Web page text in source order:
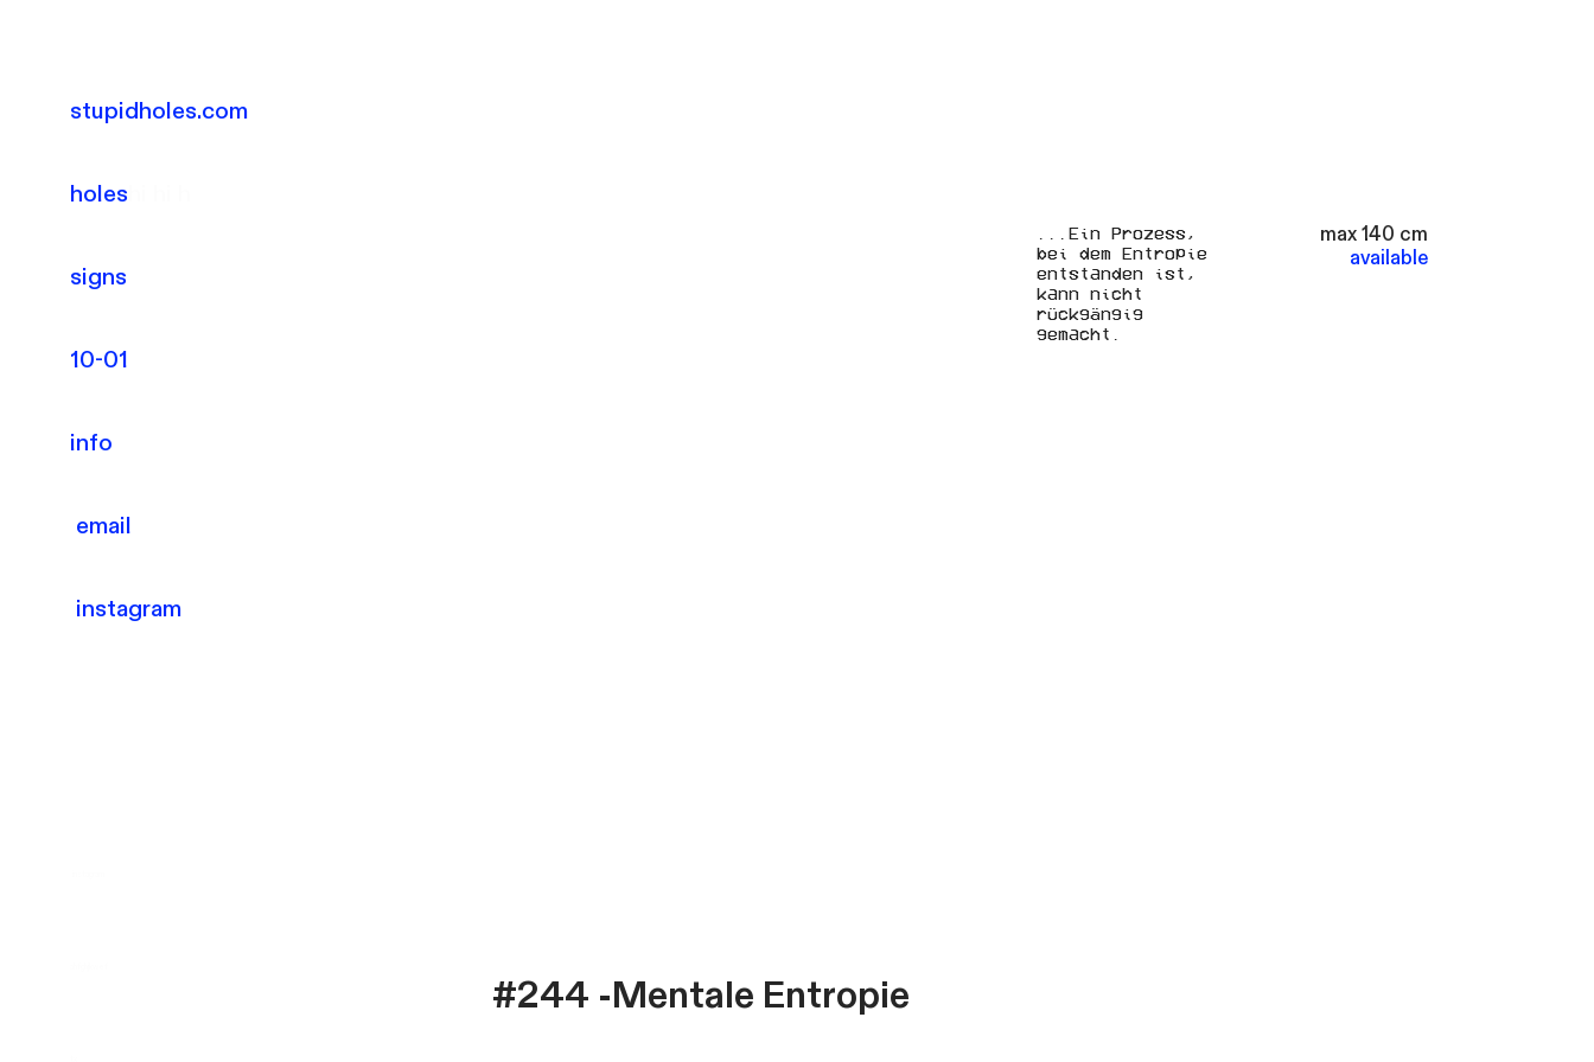
stupidholes.com
holes
signs
10-01
info
email
instagram
#244 -Mentale Entropie
...Ein Prozess,
bei dem Entropie
entstanden ist,
kann nicht
rückgängig
gemacht.
max 140 cm
available